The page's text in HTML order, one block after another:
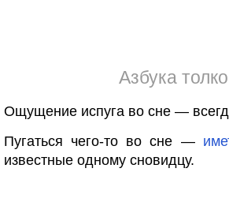
Азбука
Ощущение испуга во сне —
Пугаться чего-то во сне —
известные одному сновидцу.